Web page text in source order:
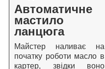
Автоматичне
мастило
ланцюга
Майстер наливає на
початку роботи масло в
картер, звідки воно